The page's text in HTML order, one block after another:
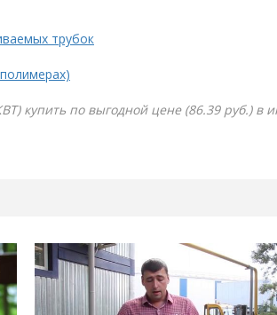
трубок
купить по выгодной цене (86.39 руб.) в